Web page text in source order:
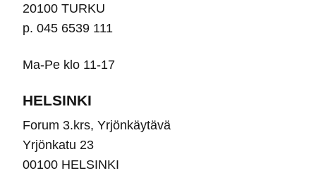
20100 TURKU
p. 045 6539 111
Ma-Pe klo 11-17
HELSINKI
Forum 3.krs, Yrjönkäytävä
Yrjönkatu 23
00100 HELSINKI